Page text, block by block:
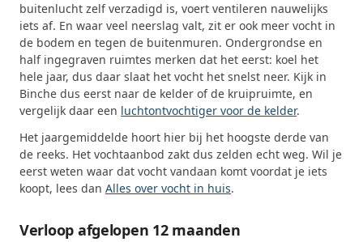
buitenlucht zelf verzadigd is, voert ventileren nauwelijks
iets af. En waar veel neerslag valt, zit er ook meer vocht in
de bodem en tegen de buitenmuren. Ondergrondse en
half ingegraven ruimtes merken dat het eerst: koel het
hele jaar, dus daar slaat het vocht het snelst neer. Kijk in
Binche dus eerst naar de kelder of de kruipruimte, en
vergelijk daar een luchtontvochtiger voor de kelder.
Het jaargemiddelde hoort hier bij het hoogste derde van
de reeks. Het vochtaanbod zakt dus zelden echt weg. Wil je
eerst weten waar dat vocht vandaan komt voordat je iets
koopt, lees dan Alles over vocht in huis.
Verloop afgelopen 12 maanden